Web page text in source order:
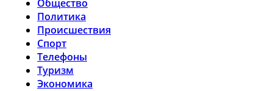
Общество
Политика
Происшествия
Спорт
Телефоны
Туризм
Экономика